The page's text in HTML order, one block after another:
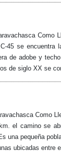
Como
45 se encuentra
de adobe y
de siglo XX se
Como
el camino se
una pequeña
ubicadas entre